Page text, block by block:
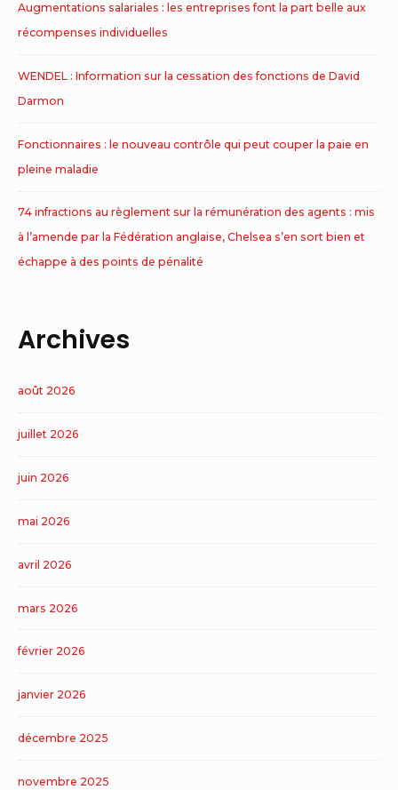
Augmentations salariales : les entreprises font la part belle aux
récompenses individuelles
WENDEL : Information sur la cessation des fonctions de David
Darmon
Fonctionnaires : le nouveau contrôle qui peut couper la paie en
pleine maladie
74 infractions au règlement sur la rémunération des agents : mis
à l’amende par la Fédération anglaise, Chelsea s’en sort bien et
échappe à des points de pénalité
Archives
août 2026
juillet 2026
juin 2026
mai 2026
avril 2026
mars 2026
février 2026
janvier 2026
décembre 2025
novembre 2025